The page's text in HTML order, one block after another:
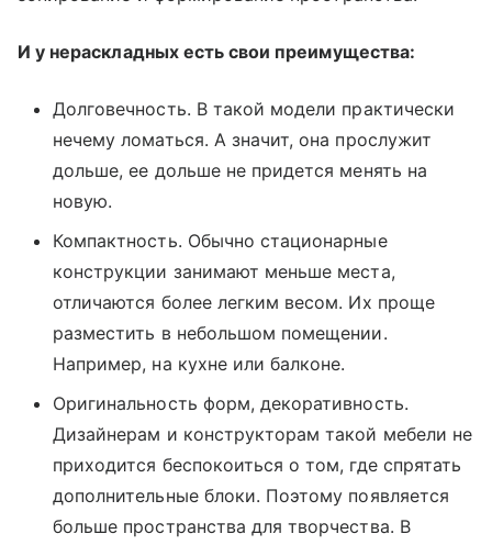
И у нераскладных есть свои преимущества:
Долговечность. В такой модели практически
нечему ломаться. А значит, она прослужит
дольше, ее дольше не придется менять на
новую.
Компактность. Обычно стационарные
конструкции занимают меньше места,
отличаются более легким весом. Их проще
разместить в небольшом помещении.
Например, на кухне или балконе.
Оригинальность форм, декоративность.
Дизайнерам и конструкторам такой мебели не
приходится беспокоиться о том, где спрятать
дополнительные блоки. Поэтому появляется
больше пространства для творчества. В